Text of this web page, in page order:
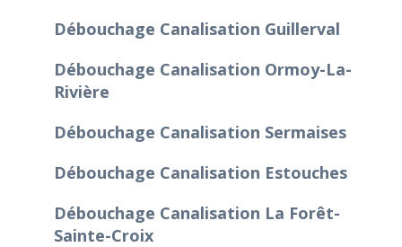
Débouchage Canalisation Guillerval
Débouchage Canalisation Ormoy-La-
Rivière
Débouchage Canalisation Sermaises
Débouchage Canalisation Estouches
Débouchage Canalisation La Forêt-
Sainte-Croix